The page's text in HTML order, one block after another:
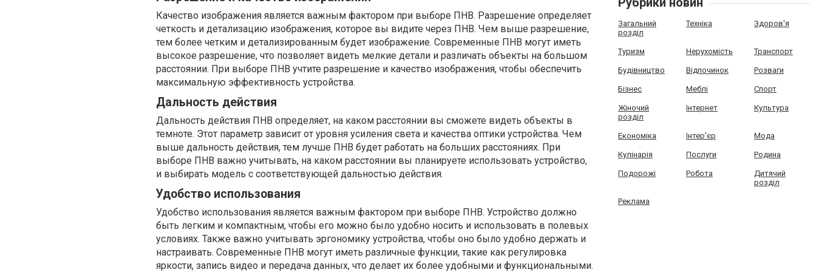
Качество изображения является важным фактором при выборе ПНВ. Разрешение определяет
четкость и детализацию изображения, которое вы видите через ПНВ. Чем выше разрешение,
тем более четким и детализированным будет изображение. Современные ПНВ могут иметь
высокое разрешение, что позволяет видеть мелкие детали и различать объекты на большом
расстоянии. При выборе ПНВ учтите разрешение и качество изображения, чтобы обеспечить
максимальную эффективность устройства.
Дальность действия
Дальность действия ПНВ определяет, на каком расстоянии вы сможете видеть объекты в
темноте. Этот параметр зависит от уровня усиления света и качества оптики устройства. Чем
выше дальность действия, тем лучше ПНВ будет работать на больших расстояниях. При
выборе ПНВ важно учитывать, на каком расстоянии вы планируете использовать устройство,
и выбирать модель с соответствующей дальностью действия.
Удобство использования
Удобство использования является важным фактором при выборе ПНВ. Устройство должно
быть легким и компактным, чтобы его можно было удобно носить и использовать в полевых
условиях. Также важно учитывать эргономику устройства, чтобы оно было удобно держать и
настраивать. Современные ПНВ могут иметь различные функции, такие как регулировка
яркости, запись видео и передача данных, что делает их более удобными и функциональными.
Загальний
розділ
Техніка Здоров'я
Туризм Нерухомість Транспорт
Будівництво Відпочинок Розваги
Бізнес Меблі Спорт
Жіночий
розділ
Інтернет Культура
Економіка Інтер'єр Мода
Кулінарія Послуги Родина
Подорожі Робота
Дитячий
розділ
Реклама